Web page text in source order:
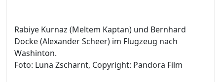
Rabiye Kurnaz (Meltem Kaptan) und Bernhard
Docke (Alexander Scheer) im Flugzeug nach
Washinton.
Foto: Luna Zscharnt, Copyright: Pandora Film